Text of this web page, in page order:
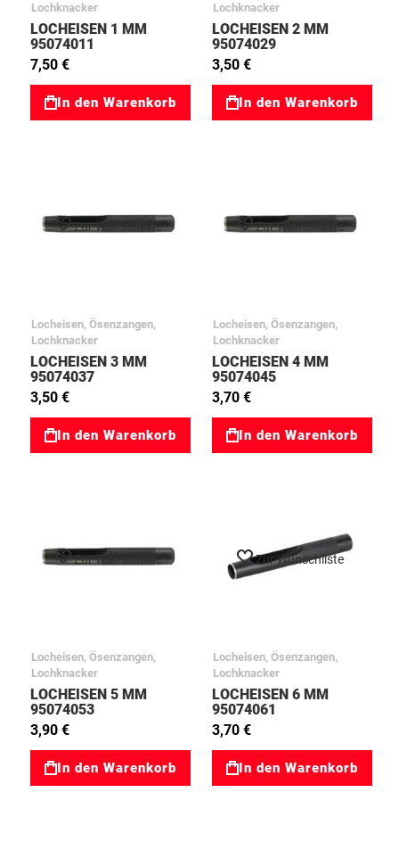
Lochknacker
LOCHEISEN 1 MM
95074011
7,50 €
In den Warenkorb
Lochknacker
LOCHEISEN 2 MM
95074029
3,50 €
In den Warenkorb
Zur Wunschliste
Locheisen, Ösenzangen,
Lochknacker
LOCHEISEN 3 MM
95074037
3,50 €
In den Warenkorb
Zur Wunschliste
Locheisen, Ösenzangen,
Lochknacker
LOCHEISEN 4 MM
95074045
3,70 €
In den Warenkorb
Zur Wunschliste
Locheisen, Ösenzangen,
Lochknacker
LOCHEISEN 5 MM
95074053
3,90 €
In den Warenkorb
Zur Wunschliste
Locheisen, Ösenzangen,
Lochknacker
LOCHEISEN 6 MM
95074061
3,70 €
In den Warenkorb